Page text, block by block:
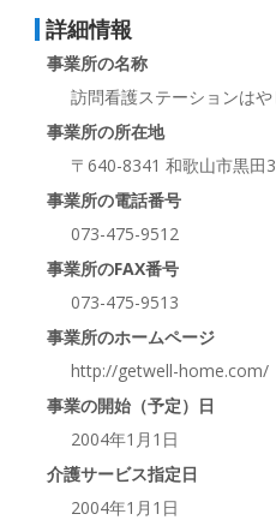
詳細情報
事業所の名称
訪問看護ステーションは
事業所の所在地
〒640-8341 和歌山市黒田
事業所の電話番号
073-475-9512
事業所のFAX番号
073-475-9513
事業所のホームページ
http://getwell-home.com/
事業の開始（予定）日
2004年1月1日
介護サービス指定日
2004年1月1日